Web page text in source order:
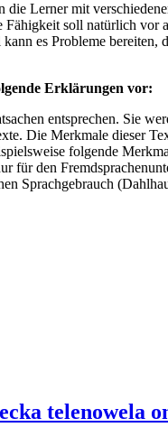
die Lerner mit
soll natürlich
es Probleme
Erklärungen vor:
entsprechen. Sie
Die Merkmale dieser
folgende
für den
Sprachgebrauch
telenowela